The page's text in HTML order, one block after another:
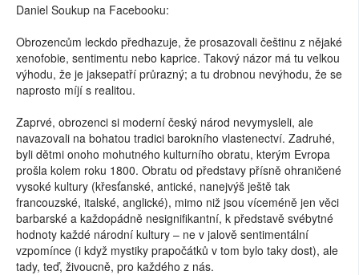
Daniel Soukup na Facebooku:
Obrozencům leckdo předhazuje, že prosazovali češtinu z nějaké
xenofobie, sentimentu nebo kaprice. Takový názor má tu velkou
výhodu, že je jaksepatří průrazný; a tu drobnou nevýhodu, že se
naprosto míjí s realitou.
Zaprvé, obrozenci si moderní český národ nevymysleli, ale
navazovali na bohatou tradici barokního vlastenectví. Zadruhé,
byli dětmi onoho mohutného kulturního obratu, kterým Evropa
prošla kolem roku 1800. Obratu od představy přísně ohraničené
vysoké kultury (křesťanské, antické, nanejvýš ještě tak
francouzské, italské, anglické), mimo niž jsou víceméně jen věci
barbarské a každopádně nesignifikantní, k představě svébytné
hodnoty každé národní kultury – ne v jalově sentimentální
vzpomínce (i když mystiky prapočátků v tom bylo taky dost), ale
tady, teď, živoucně, pro každého z nás.